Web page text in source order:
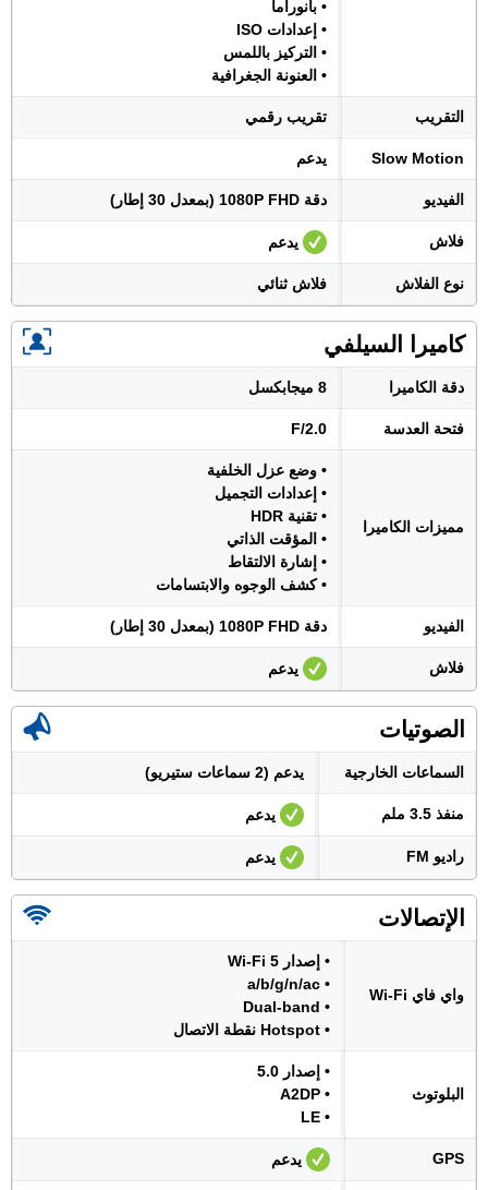
• بانوراما
• إعدادات ISO
• التركيز باللمس
• العنونة الجغرافية
التقريب تقريب رقمي
Slow Motion يدعم
الفيديو دقة 1080P FHD (بمعدل 30 إطار)
فلاش يدعم
نوع الفلاش فلاش ثنائي
كاميرا السيلفي
دقة الكاميرا 8 ميجابكسل
فتحة العدسة F/2.0
مميزات الكاميرا
• وضع عزل الخلفية
• إعدادات التجميل
• تقنية HDR
• المؤقت الذاتي
• إشارة الالتقاط
• كشف الوجوه والابتسامات
الفيديو دقة 1080P FHD (بمعدل 30 إطار)
فلاش يدعم
الصوتيات
السماعات الخارجية يدعم (2 سماعات ستيريو)
منفذ 3.5 ملم يدعم
راديو FM يدعم
الإتصالات
واي فاي Wi-Fi
• إصدار Wi-Fi 5
• a/b/g/n/ac
• Dual-band
• Hotspot نقطة الاتصال
البلوتوث
• إصدار 5.0
• A2DP
• LE
GPS يدعم